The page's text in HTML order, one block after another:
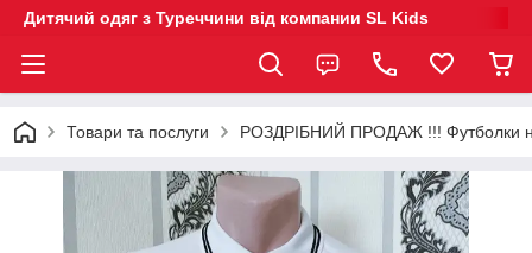
Дитячий одяг з Туреччини від компании SL Kids
Товари та послуги РОЗДРІБНИЙ ПРОДАЖ !!! Футболки на